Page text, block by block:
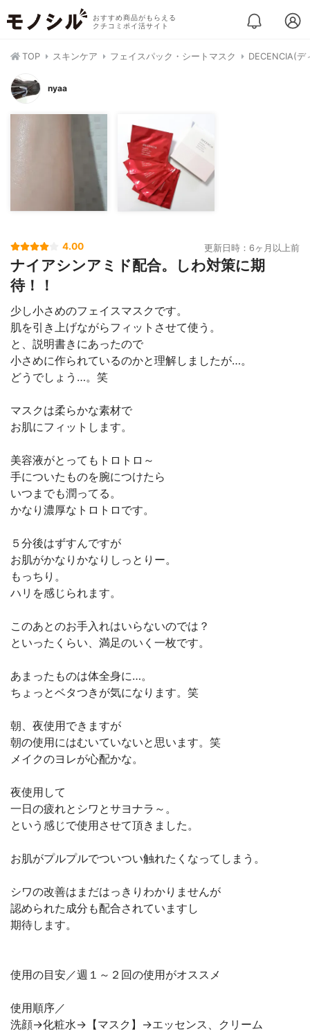
おすすめ商品がもらえる
クチコミポイ活サイト
TOP スキンケア フェイスパック・シートマスク DECENCIA(
nyaa
4.00 更新日時：6ヶ月以上前
ナイアシンアミド配合。しわ対策に期
待！！
少し小さめのフェイスマスクです。
肌を引き上げながらフィットさせて使う。
と、説明書きにあったので
小さめに作られているのかと理解しましたが…。
どうでしょう…。笑
マスクは柔らかな素材で
お肌にフィットします。
美容液がとってもトロトロ～
手についたものを腕につけたら
いつまでも潤ってる。
かなり濃厚なトロトロです。
５分後はずすんですが
お肌がかなりかなりしっとりー。
もっちり。
ハリを感じられます。
このあとのお手入れはいらないのでは？
といったくらい、満足のいく一枚です。
あまったものは体全身に…。
ちょっとベタつきが気になります。笑
朝、夜使用できますが
朝の使用にはむいていないと思います。笑
メイクのヨレが心配かな。
夜使用して
一日の疲れとシワとサヨナラ～。
という感じで使用させて頂きました。
お肌がプルプルでついつい触れたくなってしまう。
シワの改善はまだはっきりわかりませんが
認められた成分も配合されていますし
期待します。
使用の目安／週１～２回の使用がオススメ
使用順序／
洗顔→化粧水→【マスク】→エッセンス、クリーム